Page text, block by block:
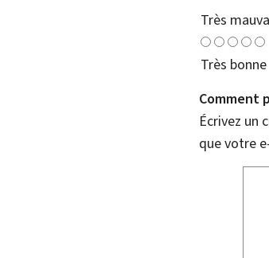
Très
Très bonne
Comment
Écrivez un
que votre